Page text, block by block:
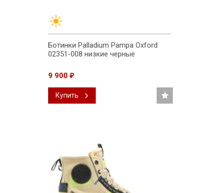
Ботинки Palladium Pampa Oxford
02351-008 низкие черные
9 900 ₽
Купить